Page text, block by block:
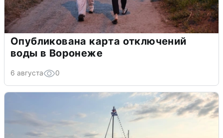
Опубликована карта отключений
воды в Воронеже
6 августа 0